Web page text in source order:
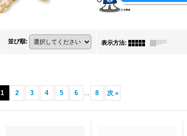
並び順: 表示方法:
1 2 3 4 5 6 ... 8 次 »